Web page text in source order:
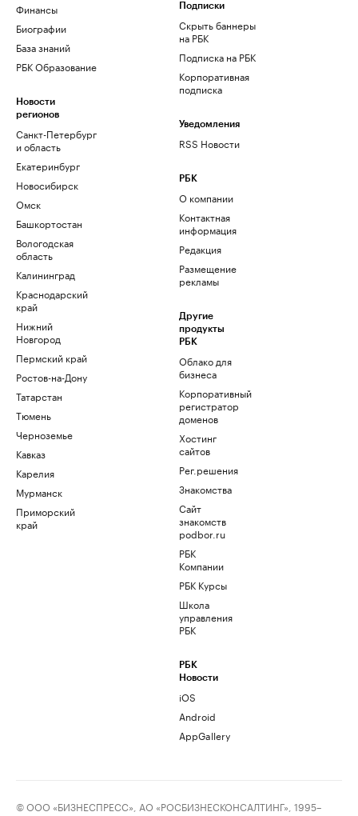
Финансы
Биографии
База знаний
РБК Образование
Новости
регионов
Санкт-Петербург
и область
Екатеринбург
Новосибирск
Омск
Башкортостан
Вологодская
область
Калининград
Краснодарский
край
Нижний
Новгород
Пермский край
Ростов-на-Дону
Татарстан
Тюмень
Черноземье
Кавказ
Карелия
Мурманск
Приморский
край
Подписки
Скрыть баннеры
на РБК
Подписка на РБК
Корпоративная
подписка
Уведомления
RSS Новости
РБК
О компании
Контактная
информация
Редакция
Размещение
рекламы
Другие
продукты
РБК
Облако для
бизнеса
Корпоративный
регистратор
доменов
Хостинг
сайтов
Рег.решения
Знакомства
Сайт
знакомств
podbor.ru
РБК
Компании
РБК Курсы
Школа
управления
РБК
РБК
Новости
iOS
Android
AppGallery
© ООО «БИЗНЕСПРЕСС», АО «РОСБИЗНЕСКОНСАЛТИНГ», 1995–